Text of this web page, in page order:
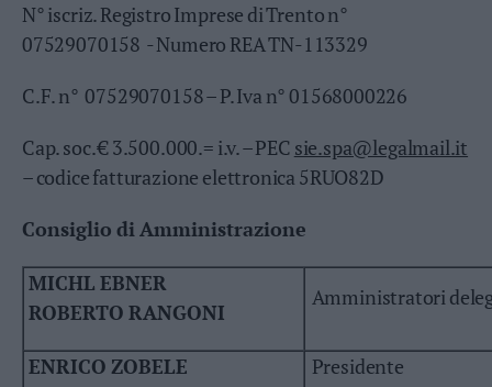
Valle
dei
Valsugana
Primiero
Vallagarina
–
Fiemme
–
Giudicarie
–
N° iscriz. Registro Imprese di Trento n°
07529070158 - Numero REA TN-113329
C.F. n° 07529070158 – P. Iva n° 01568000226
Cap. soc. € 3.500.000.= i.v. – PEC sie.spa@legalmail.it
– codice fatturazione elettronica 5RUO82D
Consiglio di Amministrazione
MICHL EBNER
ROBERTO RANGONI
Amministratori
ENRICO ZOBELE Presidente